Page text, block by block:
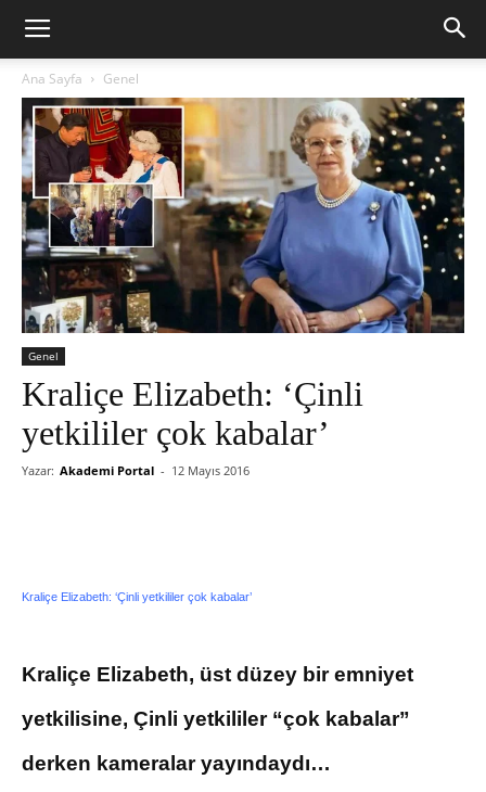
Ana Sayfa Genel
Genel
Kraliçe Elizabeth: ‘Çinli
yetkililer çok kabalar’
Yazar: Akademi Portal - 12 Mayıs 2016
Kraliçe Elizabeth: ‘Çinli yetkililer çok kabalar’
Kraliçe Elizabeth, üst düzey bir emniyet
yetkilisine, Çinli yetkililer “çok kabalar”
derken kameralar yayındaydı…